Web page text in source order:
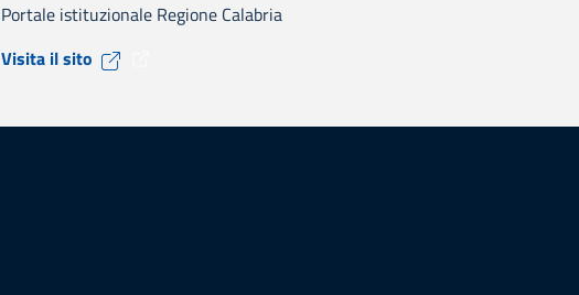
Portale istituzionale Regione Calabria
Visita il sito